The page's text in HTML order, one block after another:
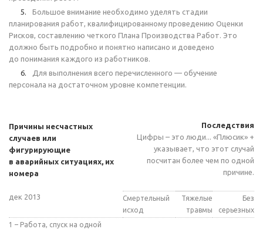
Большое внимание необходимо уделять стадии
планирования работ, квалифицированному проведению Оценки
Рисков, составлению четкого Плана Производства Работ. Это
должно быть подробно и понятно написано и доведено
до понимания каждого из работников.
Для выполнения всего перечисленного — обучение
персонала на достаточном уровне компетенции.
Причины несчастных
случаев или
фигурирующие
в аварийных ситуациях, их
номера
дек 2013
Последствия
Цифры – это люди... «Плюсик» +
указывает, что этот случай
посчитан более чем по одной
причине.
Смертельный
исход
Тяжелые
травмы
Без
серьезных
1 – Работа, спуск на одной